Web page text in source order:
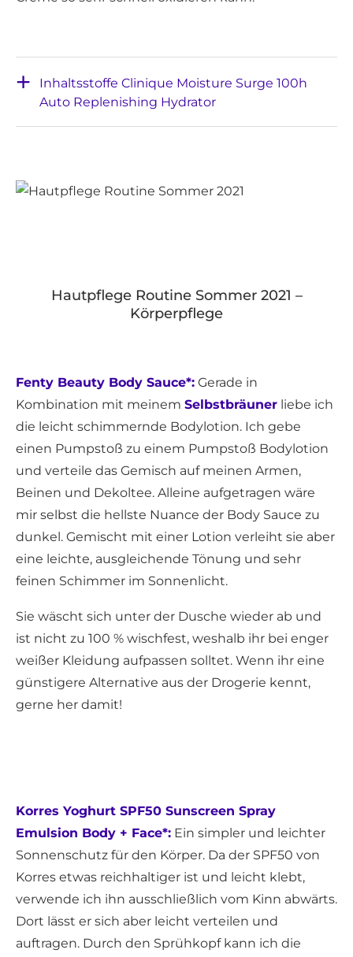
Inhaltsstoffe Clinique Moisture Surge 100h
Auto Replenishing Hydrator
Hautpflege Routine Sommer 2021 –
Körperpflege
Fenty Beauty Body Sauce*: Gerade in
Kombination mit meinem Selbstbräuner liebe ich
die leicht schimmernde Bodylotion. Ich gebe
einen Pumpstoß zu einem Pumpstoß Bodylotion
und verteile das Gemisch auf meinen Armen,
Beinen und Dekoltee. Alleine aufgetragen wäre
mir selbst die hellste Nuance der Body Sauce zu
dunkel. Gemischt mit einer Lotion verleiht sie aber
eine leichte, ausgleichende Tönung und sehr
feinen Schimmer im Sonnenlicht.
Sie wäscht sich unter der Dusche wieder ab und
ist nicht zu 100 % wischfest, weshalb ihr bei enger
weißer Kleidung aufpassen solltet. Wenn ihr eine
günstigere Alternative aus der Drogerie kennt,
gerne her damit!
Korres Yoghurt SPF50 Sunscreen Spray
Emulsion Body + Face*: Ein simpler und leichter
Sonnenschutz für den Körper. Da der SPF50 von
Korres etwas reichhaltiger ist und leicht klebt,
verwende ich ihn ausschließlich vom Kinn abwärts.
Dort lässt er sich aber leicht verteilen und
auftragen. Durch den Sprühkopf kann ich die